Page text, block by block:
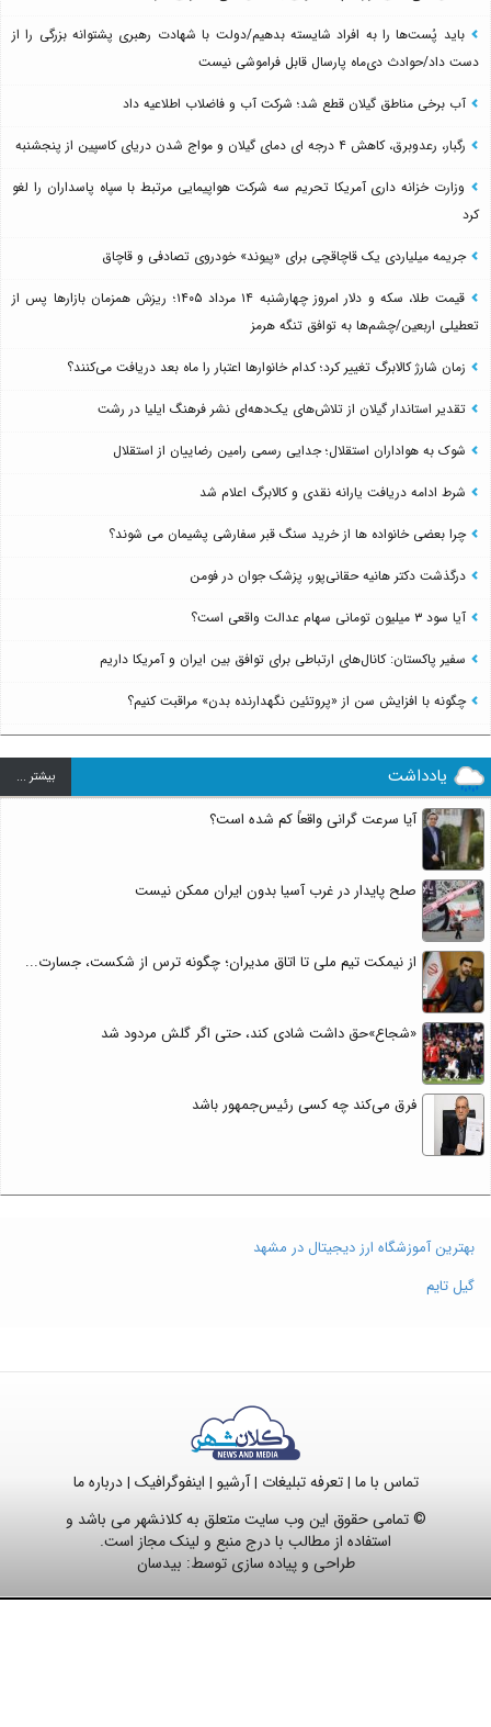
باید پُست‌ها را به افراد شایسته بدهیم/دولت با شهادت رهبری پشتوانه بزرگی را از
دست داد/حوادث دی‌ماه پارسال قابل فراموشی نیست
آب برخی مناطق گیلان قطع شد؛ شرکت آب و فاضلاب اطلاعیه داد
رگبار، رعدوبرق، کاهش ۴ درجه ای دمای گیلان و مواج شدن دریای کاسپین از پنجشنبه
وزارت خزانه داری آمریکا تحریم سه شرکت هواپیمایی مرتبط با سپاه پاسداران را لغو
کرد
جریمه میلیاردی یک قاچاقچی برای «پیوند» خودروی تصادفی و قاچاق
قیمت طلا، سکه و دلار امروز چهارشنبه ۱۴ مرداد ۱۴۰۵؛ ریزش همزمان بازارها پس از
تعطیلی اربعین/چشم‌ها به توافق تنگه هرمز
زمان شارژ کالابرگ تغییر کرد؛ کدام خانوارها اعتبار را ماه بعد دریافت می‌کنند؟
تقدیر استاندار گیلان از تلاش‌های یک‌دهه‌ای نشر فرهنگ ایلیا در رشت
شوک به هواداران استقلال؛ جدایی رسمی رامین رضاییان از استقلال
شرط ادامه دریافت یارانه نقدی و کالابرگ اعلام شد
چرا بعضی خانواده ها از خرید سنگ قبر سفارشی پشیمان می شوند؟
درگذشت دکتر هانیه حقانی‌پور، پزشک جوان در فومن
آیا سود ۳ میلیون تومانی سهام عدالت واقعی است؟
سفیر پاکستان: کانال‌های ارتباطی برای توافق بین ایران و آمریکا داریم
چگونه با افزایش سن از «پروتئین نگهدارنده بدن» مراقبت کنیم؟
یادداشت بيشتر ...
آیا سرعت گرانی واقعاً کم شده است؟
صلح پایدار در غرب آسیا بدون ایران ممکن نیست
از نیمکت تیم ملی تا اتاق مدیران؛ چگونه ترس از شکست، جسارت...
«شجاع»حق داشت شادی کند، حتی اگر گلش مردود شد
فرق می‌کند چه کسی رئیس‌جمهور باشد
بهترین آموزشگاه ارز دیجیتال در مشهد
گیل تایم
تماس با ما |تعرفه تبلیغات |آرشیو | اینفوگرافیک |درباره ما
© تمامی حقوق این وب سایت متعلق به کلانشهر می باشد و
استفاده از مطالب با درج منبع و لینک مجاز است.
طراحی و پیاده سازی توسط: بیدسان